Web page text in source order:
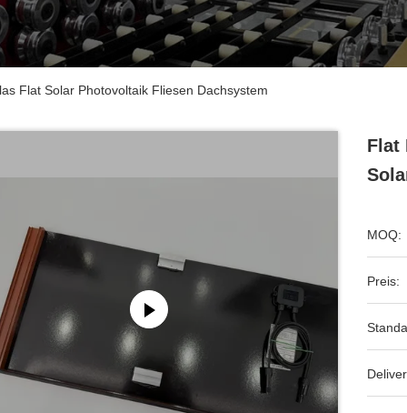
Flat Solar Photovoltaik Fliesen Dachsystem
Flat
MOQ:
Preis: